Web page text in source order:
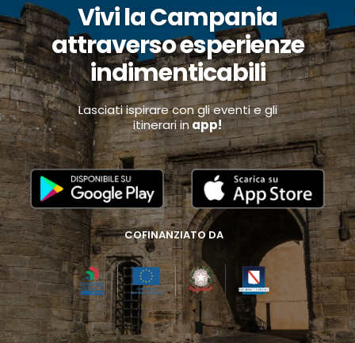
Vivi la Campania
attraverso esperienze
indimenticabili
Lasciati ispirare con gli eventi e gli
itinerari inapp!
COFINANZIATO DA